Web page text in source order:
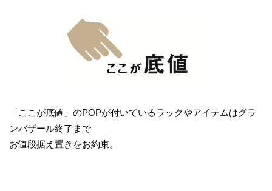
「ここが底値」のPOPが付いているラックやアイテムはグラ
ンバザール終了まで
お値段据え置きをお約束。